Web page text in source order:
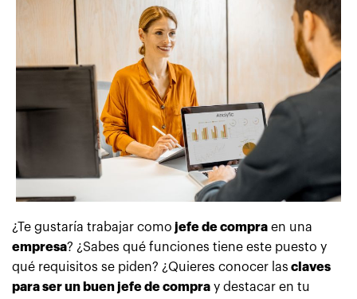
¿Te gustaría trabajar como jefe de compra en una
empresa? ¿Sabes qué funciones tiene este puesto y
qué requisitos se piden? ¿Quieres conocer las claves
para ser un buen jefe de compra y destacar en tu